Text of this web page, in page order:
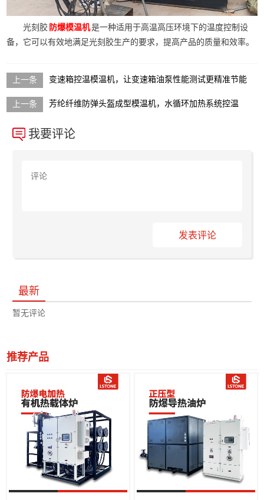
光刻胶 防爆模温机是一种适用于高温高压环境下的温度控制设
备，它可以有效地满足光刻胶生产的要求，提高产品的质量和效率。
变速箱控温模温机，让变速箱油泵性能测试更精准节能
芳纶纤维防弹头盔成型模温机，水循环加热系统控温
我要评论
发表评论
最新
暂无评论
推荐产品